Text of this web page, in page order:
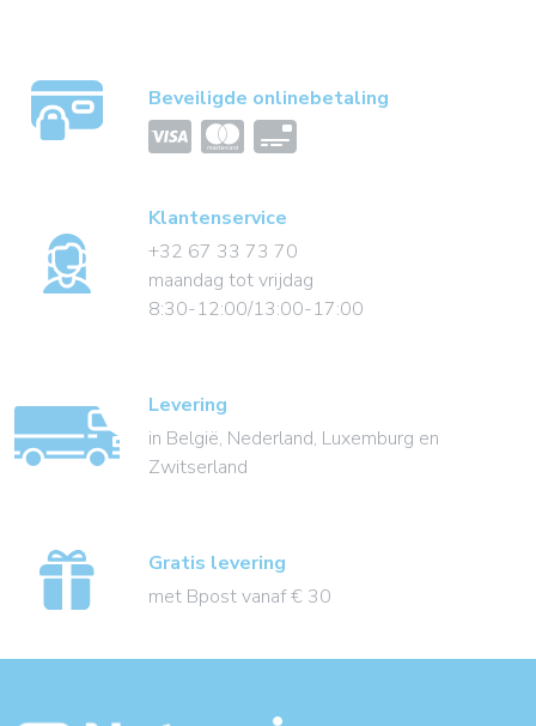
Beveiligde onlinebetaling
Klantenservice
+32 67 33 73 70
maandag tot vrijdag
8:30-12:00/13:00-17:00
Levering
in België, Nederland, Luxemburg en
Zwitserland
Gratis levering
met Bpost vanaf € 30